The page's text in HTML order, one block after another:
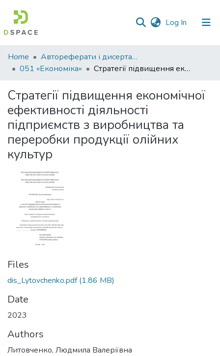
Log In (current)
Communities
&
All of DSpace
Statistics
Home
Автореферати і дисертації
051 «Економіка»
Стратегії підвищення економічної ефективності діяльності підприємств з виробництва та переробки продукції олійних культур
Стратегії підвищення економічної
ефективності діяльності
підприємств з виробництва та
переробки продукції олійних
культур
Files
dis_Lytovchenko.pdf(1.86 MB)
Date
2023
Authors
Литовченко, Людмила Валеріївна